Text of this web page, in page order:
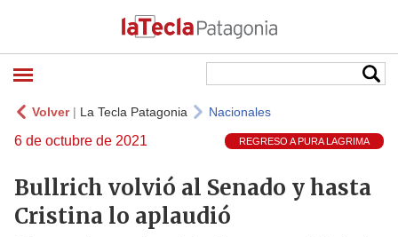
Volver| La Tecla Patagonia Nacionales
6 de octubre de 2021 REGRESO A PURA LAGRIMA
Bullrich volvió al Senado y hasta
Cristina lo aplaudió